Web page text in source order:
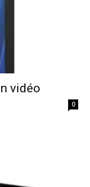
vidéo
0